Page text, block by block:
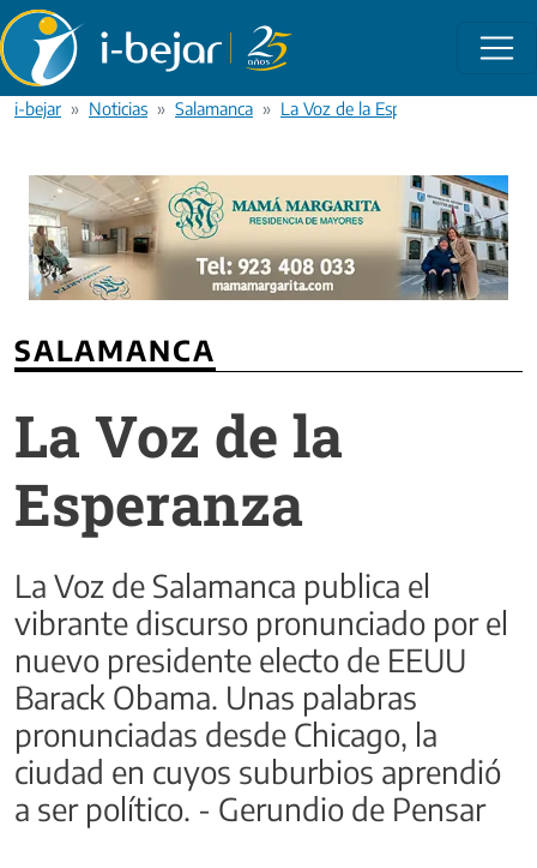
Pasar al contenido principal
i-bejar Noticias Salamanca La Voz de la Esperanza
SALAMANCA
La Voz de la
Esperanza
La Voz de Salamanca publica el
vibrante discurso pronunciado por el
nuevo presidente electo de EEUU
Barack Obama. Unas palabras
pronunciadas desde Chicago, la
ciudad en cuyos suburbios aprendió
a ser político. - Gerundio de Pensar